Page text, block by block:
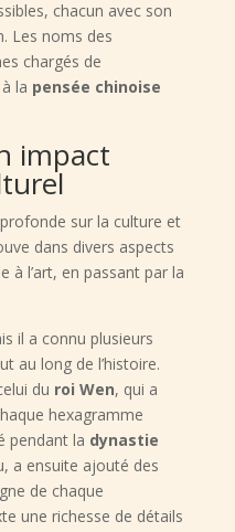
chacun avec son
Les noms des
chargés de
la pensée chinoise
impact
sur la culture et
dans divers aspects
à l’art, en passant par la
il a connu plusieurs
au long de l’histoire.
du roi Wen, qui a
hexagramme
pendant la dynastie
a ensuite ajouté des
de chaque
une richesse de détails